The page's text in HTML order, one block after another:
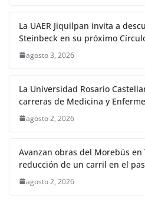
La UAER Jiquilpan invita a
Steinbeck en su próximo
agosto 3, 2026
La Universidad Rosario
carreras de Medicina y
agosto 2, 2026
Avanzan obras del Morebús en
reducción de un carril en el
agosto 2, 2026